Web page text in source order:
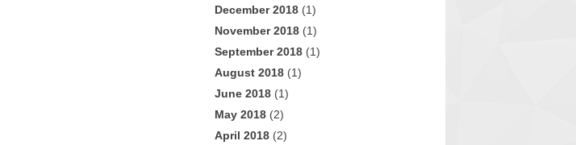
December 2018 (1)
November 2018 (1)
September 2018 (1)
August 2018 (1)
June 2018 (1)
May 2018 (2)
April 2018 (2)